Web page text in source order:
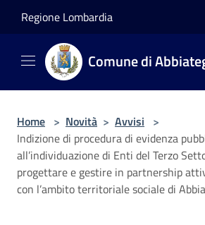
Regione Lombardia
Comune di
Home > Novità > Avvisi >
Indizione di procedura di evidenza
all’individuazione di Enti del Terzo
progettare e gestire in partnership
con l’ambito territoriale sociale di